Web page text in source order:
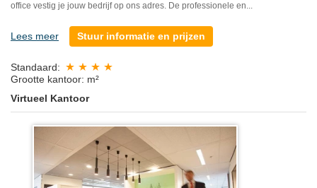
office vestig je jouw bedrijf op ons adres. De professionele en...
Lees meer Stuur informatie en prijzen
Standaard:
Grootte kantoor: m²
Virtueel Kantoor